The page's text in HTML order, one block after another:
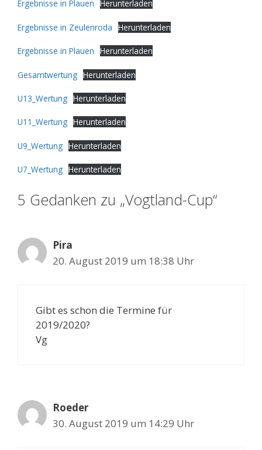
Ergebnisse in Plauen Herunterladen
Ergebnisse in Zeulenroda Herunterladen
Ergebnisse in Plauen Herunterladen
Gesamtwertung Herunterladen
U13_Wertung Herunterladen
U11_Wertung Herunterladen
U9_Wertung Herunterladen
U7_Wertung Herunterladen
5 Gedanken zu „Vogtland-Cup“
Pira
20. August 2019 um 18:38 Uhr
Gibt es schon die Termine für
2019/2020?
Vg
Roeder
30. August 2019 um 14:29 Uhr